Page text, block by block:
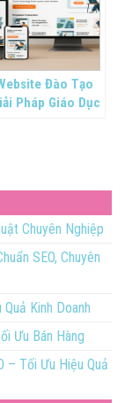
Đào Tạo
Pháp Giáo Dục
Chuyên Nghiệp
SEO, Chuyên
Kinh Doanh
Ưu Bán Hàng
– Tối Ưu Hiệu Quả